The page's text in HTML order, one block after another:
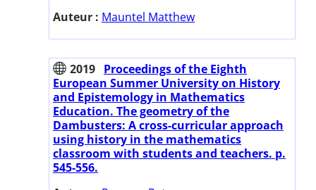
Auteur : Mauntel Matthew
2019 Proceedings of the Eighth
European Summer University on History
and Epistemology in Mathematics
Education. The geometry of the
Dambusters: A cross-curricular approach
using history in the mathematics
classroom with students and teachers. p.
545-556.